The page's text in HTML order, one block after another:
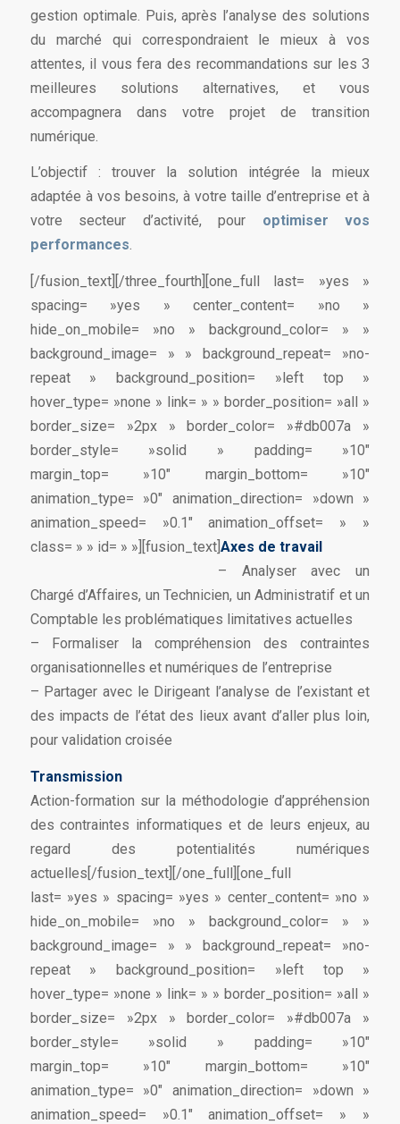
gestion optimale. Puis, après l’analyse des solutions
du marché qui correspondraient le mieux à vos
attentes, il vous fera des recommandations sur les 3
meilleures solutions alternatives, et vous
accompagnera dans votre projet de transition
numérique.
L’objectif : trouver la solution intégrée la mieux
adaptée à vos besoins, à votre taille d’entreprise et à
votre secteur d’activité, pour optimiser vos
performances.
[/fusion_text][/three_fourth][one_full last= »yes »
spacing= »yes » center_content= »no »
hide_on_mobile= »no » background_color= » »
background_image= » » background_repeat= »no-
repeat » background_position= »left top »
hover_type= »none » link= » » border_position= »all »
border_size= »2px » border_color= »#db007a »
border_style= »solid » padding= »10″
margin_top= »10″ margin_bottom= »10″
animation_type= »0″ animation_direction= »down »
animation_speed= »0.1″ animation_offset= » »
class= » » id= » »][fusion_text]Axes de travail
– Analyser avec un
Chargé d’Affaires, un Technicien, un Administratif et un
Comptable les problématiques limitatives actuelles
– Formaliser la compréhension des contraintes
organisationnelles et numériques de l’entreprise
– Partager avec le Dirigeant l’analyse de l’existant et
des impacts de l’état des lieux avant d’aller plus loin,
pour validation croisée
Transmission
Action-formation sur la méthodologie d’appréhension
des contraintes informatiques et de leurs enjeux, au
regard des potentialités numériques
actuelles[/fusion_text][/one_full][one_full
last= »yes » spacing= »yes » center_content= »no »
hide_on_mobile= »no » background_color= » »
background_image= » » background_repeat= »no-
repeat » background_position= »left top »
hover_type= »none » link= » » border_position= »all »
border_size= »2px » border_color= »#db007a »
border_style= »solid » padding= »10″
margin_top= »10″ margin_bottom= »10″
animation_type= »0″ animation_direction= »down »
animation_speed= »0.1″ animation_offset= » »